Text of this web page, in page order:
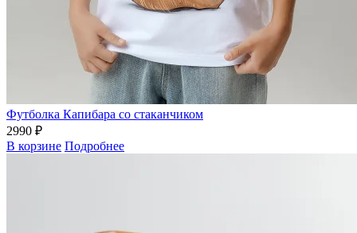
Футболка Капибара со стаканчиком
2990 ₽
В корзине Подробнее